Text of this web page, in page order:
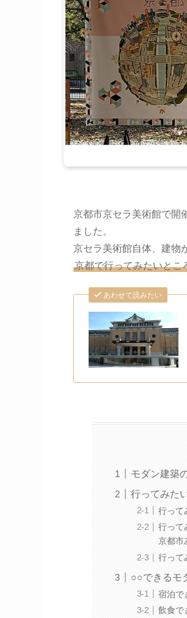
京都市京セラ美術館で開
ました。
京セラ美術館自体、建物
京都で行ってみたいとこ
あわせて読みたい
モダン建築
行ってみた
行っ
行っ
京都市
行っ
○○できるモ
宿泊で
飲食で